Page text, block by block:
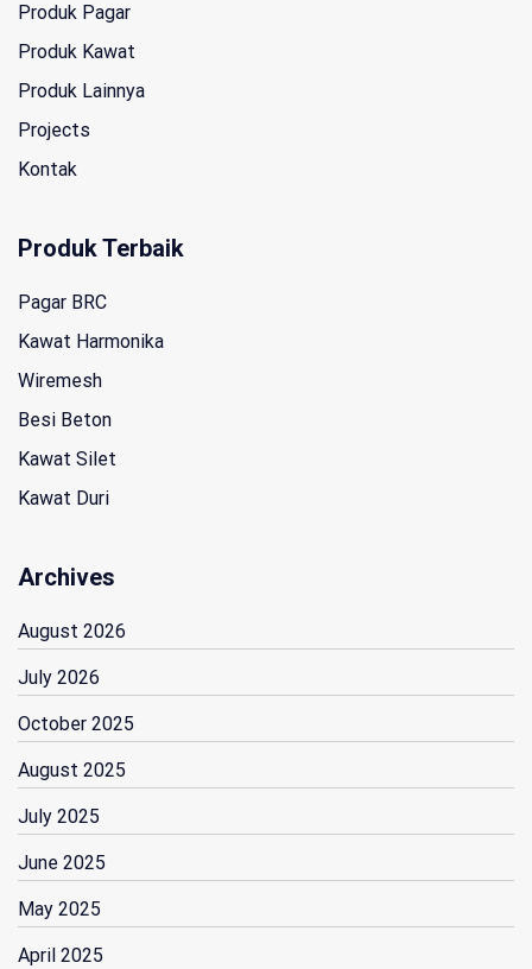
Produk Pagar
Produk Kawat
Produk Lainnya
Projects
Kontak
Produk Terbaik
Pagar BRC
Kawat Harmonika
Wiremesh
Besi Beton
Kawat Silet
Kawat Duri
Archives
August 2026
July 2026
October 2025
August 2025
July 2025
June 2025
May 2025
April 2025